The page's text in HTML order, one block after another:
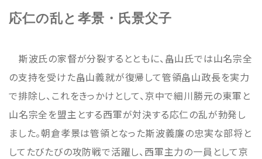
応仁の乱と孝景・氏景父子
斯波氏の家督が分裂するとともに、畠山氏では山名宗全
の支持を受けた畠山義就が復帰して管領畠山政長を実力
で排除し、これをきっかけとして、京中で細川勝元の東軍と
山名宗全を盟主とする西軍が対決する応仁の乱が勃発し
ました。朝倉孝景は管領となった斯波義廉の忠実な部将と
してたびたびの攻防戦で活躍し、西軍主力の一員として京